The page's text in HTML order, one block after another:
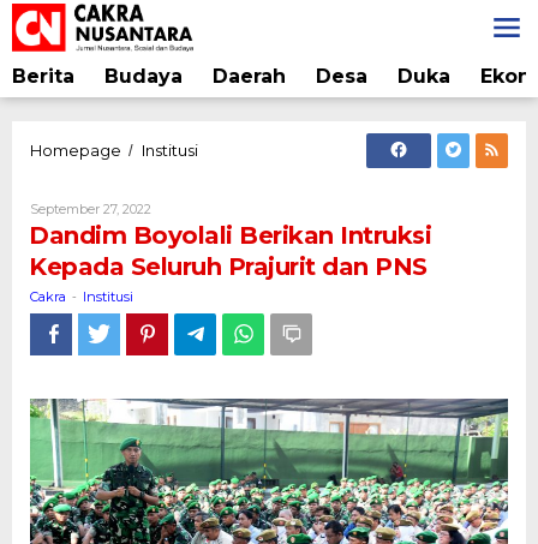
Lewati
ke
konten
Berita Budaya Daerah Desa Duka
Homepage / InstitusiDandim
Intruksi
Kepada
Seluruh
dan
PNS
September 27, 2022
Dandim Boyolali Berikan Intruksi
Kepada Seluruh Prajurit dan PNS
Cakra - Institusi